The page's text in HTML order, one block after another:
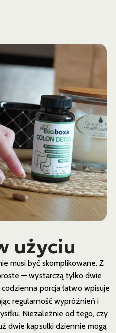
użyciu
musi być skomplikowane. Z
— wystarczą tylko dwie
porcja łatwo wpisuje
regularność wypróżnień i
Niezależnie od tego, czy
dwie kapsułki dziennie mogą